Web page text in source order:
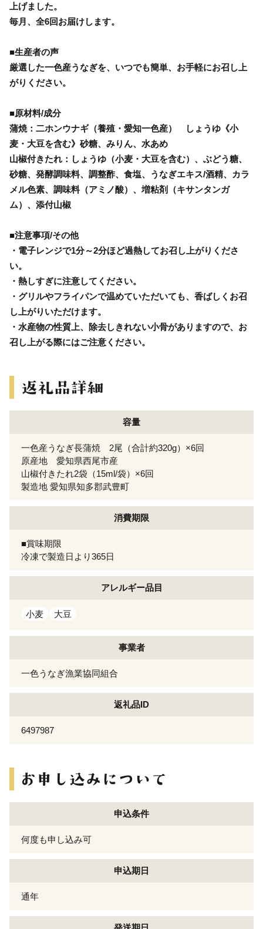
上げました。
毎月、全6回お届けします。
■生産者の声
厳選した一色産うなぎを、いつでも簡単、お手軽にお召し上
がりください。
■原材料/成分
蒲焼：二ホンウナギ（養殖・愛知一色産） しょうゆ《小
麦・大豆を含む》砂糖、みりん、水あめ
山椒付きたれ：しょうゆ（小麦・大豆を含む）、ぶどう糖、
砂糖、発酵調味料、調整酢、食塩、うなぎエキス/酒精、カラ
メル色素、調味料（アミノ酸）、増粘剤（キサンタンガ
ム）、添付山椒
■注意事項/その他
・電子レンジで1分～2分ほど過熱してお召し上がりくださ
い。
・熱しすぎに注意してください。
・グリルやフライパンで温めていただいても、香ばしくお召
し上がりいただけます。
・水産物の性質上、除去しきれない小骨がありますので、お
召し上がる際にはご注意ください。
容量
一色産うなぎ長蒲焼 2尾（合計約320g）×6回
原産地 愛知県西尾市産
山椒付きたれ2袋（15ml/袋）×6回
製造地 愛知県知多郡武豊町
消費期限
■賞味期限
冷凍で製造日より365日
アレルギー品目
小麦 大豆
事業者
一色うなぎ漁業協同組合
返礼品ID
6497987
申込条件
何度も申し込み可
申込期日
通年